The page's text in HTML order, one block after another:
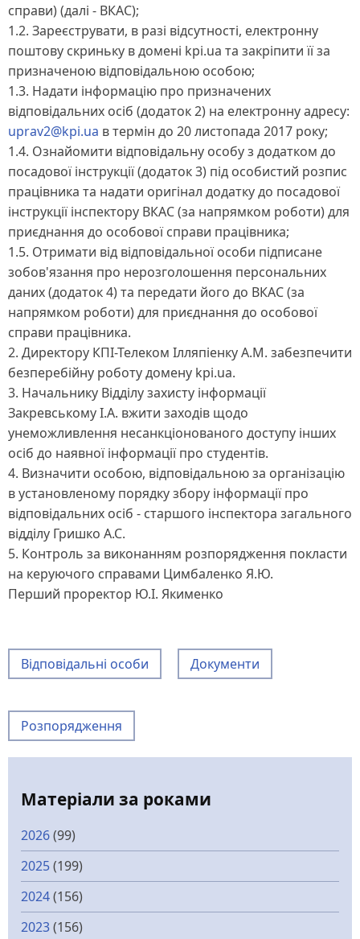
справи) (далі - ВКАС);
1.2. Зареєструвати, в разі відсутності, електронну
поштову скриньку в домені kpi.ua та закріпити її за
призначеною відповідальною особою;
1.3. Надати інформацію про призначених
відповідальних осіб (додаток 2) на електронну адресу:
uprav2@kpi.ua в термін до 20 листопада 2017 року;
1.4. Ознайомити відповідальну особу з додатком до
посадової інструкції (додаток 3) під особистий розпис
працівника та надати оригінал додатку до посадової
інструкції інспектору ВКАС (за напрямком роботи) для
приєднання до особової справи працівника;
1.5. Отримати від відповідальної особи підписане
зобов'язання про нерозголошення персональних
даних (додаток 4) та передати його до ВКАС (за
напрямком роботи) для приєднання до особової
справи працівника.
2. Директору КПІ-Телеком Ілляпіенку A.M. забезпечити
безперебійну роботу домену kpi.ua.
3. Начальнику Відділу захисту інформації
Закревському І.А. вжити заходів щодо
унеможливлення несанкціонованого доступу інших
осіб до наявної інформації про студентів.
4. Визначити особою, відповідальною за організацію
в установленому порядку збору інформації про
відповідальних осіб - старшого інспектора загального
відділу Гришко А.С.
5. Контроль за виконанням розпорядження покласти
на керуючого справами Цимбаленко Я.Ю.
Перший проректор Ю.І. Якименко
Відповідальні особи Документи
Розпорядження
Матеріали за роками
2026(99)
2025(199)
2024(156)
2023(156)